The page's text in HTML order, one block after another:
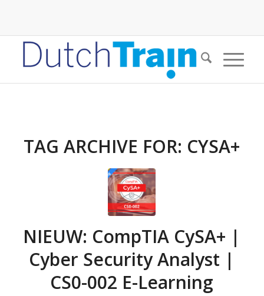
TAG ARCHIVE FOR: CYSA+
NIEUW: CompTIA CySA+ |
Cyber Security Analyst |
CS0-002 E-Learning